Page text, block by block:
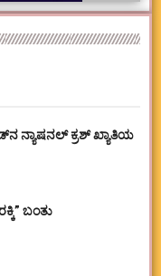
ನ್ಯಾಷನಲ್ ಕ್ರಶ್ ಖ್ಯಾತಿಯ
ಬಂತು